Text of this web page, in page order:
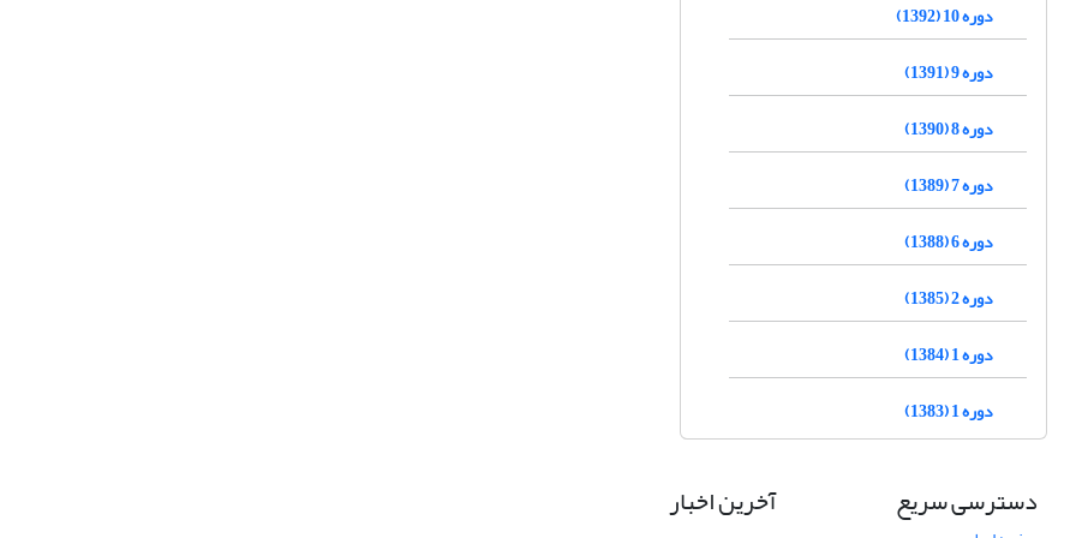
دوره 10 (1392)
دوره 9 (1391)
دوره 8 (1390)
دوره 7 (1389)
دوره 6 (1388)
دوره 2 (1385)
دوره 1 (1384)
دوره 1 (1383)
دسترسی سریع آخرین اخبار